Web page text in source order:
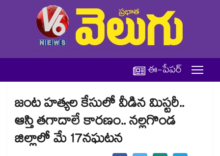
ఈ-పేపర్
జంట హత్యల కేసులో వీడిన మిస్టరీ..
ఆస్తి తగాదాలే కారణం.. నల్లగొండ
జిల్లాలో మే 17నఘటన